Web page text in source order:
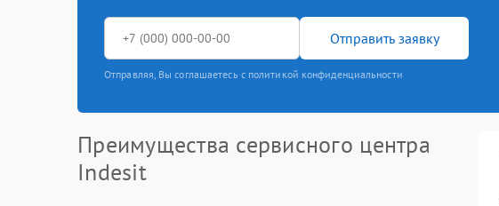
Отправить заявку
Отправляя, Вы соглашаетесь с политикой конфиденциальности
Преимущества сервисного центра
Indesit